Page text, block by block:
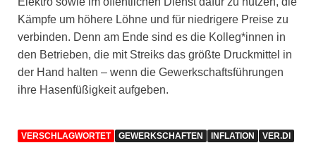
Kämpfe um höhere Löhne und für niedrigere Preise zu
verbinden. Denn am Ende sind es die Kolleg*innen in
den Betrieben, die mit Streiks das größte Druckmittel in
der Hand halten – wenn die Gewerkschaftsführungen
ihre Hasenfüßigkeit aufgeben.
VERSCHLAGWORTET GEWERKSCHAFTEN INFLATION VER.DI